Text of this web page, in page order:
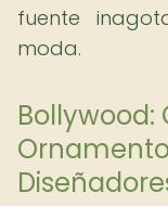
fuente
moda.
Bollywood: